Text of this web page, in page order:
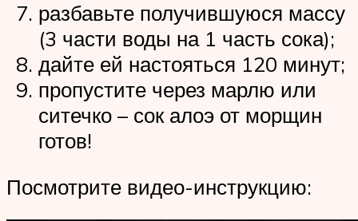
разбавьте получившуюся массу
(3 части воды на 1 часть сока);
дайте ей настояться 120 минут;
пропустите через марлю или
ситечко – сок алоэ от морщин
готов!
Посмотрите видео-инструкцию: